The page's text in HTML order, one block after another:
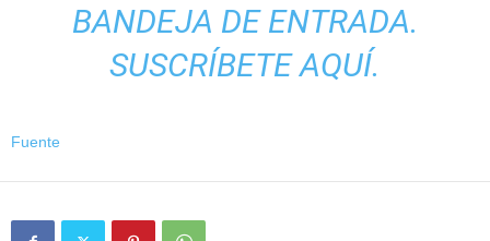
BANDEJA DE ENTRADA.
SUSCRÍBETE AQUÍ.
Fuente